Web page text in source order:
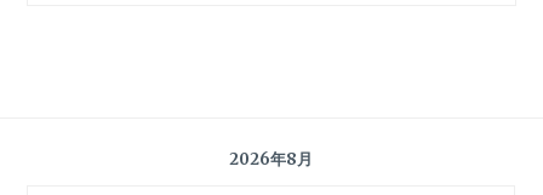
2026年8月